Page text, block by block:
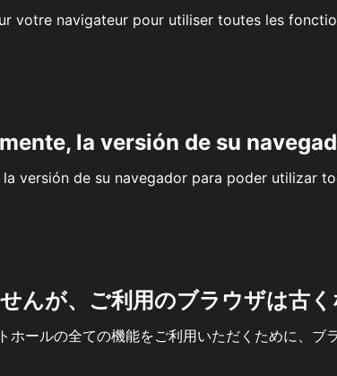
votre navigateur pour utiliser toutes les
la versión de su
versión de su navegador para poder utilizar
んが、ご利用のブラウザは古
ホールの全ての機能をご利用いただくために、ブ